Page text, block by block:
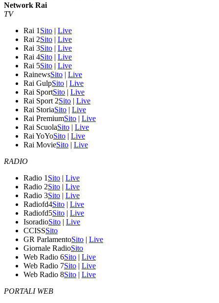
Network Rai
TV
Rai 1 Sito | Live
Rai 2Sito | Live
Rai 3Sito | Live
Rai 4Sito | Live
Rai 5Sito | Live
RainewsSito | Live
Rai GulpSito | Live
Rai SportSito | Live
Rai Sport 2Sito | Live
Rai StoriaSito | Live
Rai PremiumSito | Live
Rai ScuolaSito | Live
Rai YoYoSito | Live
Rai MovieSito | Live
RADIO
Radio 1 Sito | Live
Radio 2Sito | Live
Radio 3Sito | Live
Radiofd4Sito | Live
Radiofd5Sito | Live
IsoradioSito | Live
CCISSSito
GR ParlamentoSito | Live
Giornale RadioSito
Web Radio 6Sito | Live
Web Radio 7Sito | Live
Web Radio 8Sito | Live
PORTALI WEB